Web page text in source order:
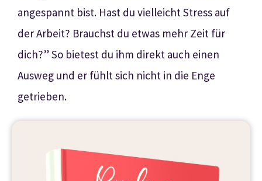
angespannt bist. Hast du vielleicht Stress auf
der Arbeit? Brauchst du etwas mehr Zeit für
dich?” So bietest du ihm direkt auch einen
Ausweg und er fühlt sich nicht in die Enge
getrieben.